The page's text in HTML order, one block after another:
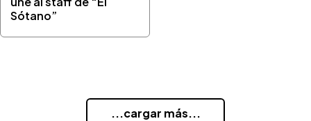
Sótano”
...cargar más...